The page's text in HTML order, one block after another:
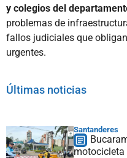
y colegios del
problemas de
fallos judiciales que
urgentes.
Últimas noticias
Santanderes
motocicleta